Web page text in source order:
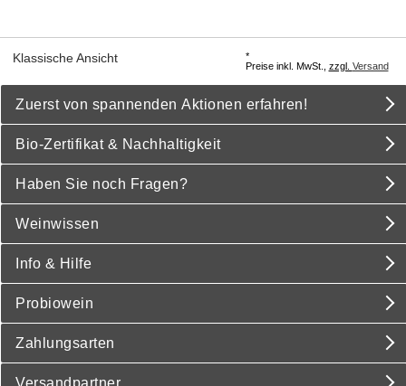
Klassische Ansicht
*
Preise inkl. MwSt., zzgl. Versand
Zuerst von spannenden Aktionen erfahren!
Bio-Zertifikat & Nachhaltigkeit
Haben Sie noch Fragen?
Weinwissen
Info & Hilfe
Probiowein
Zahlungsarten
Versandpartner